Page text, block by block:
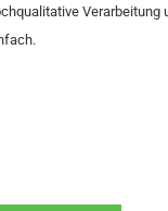
Verarbeitung